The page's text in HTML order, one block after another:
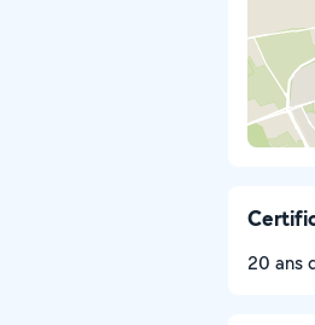
20 ans